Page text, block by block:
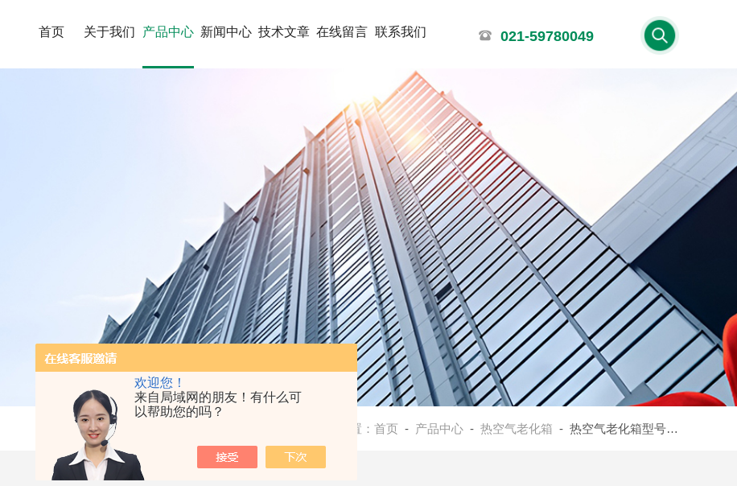
欢迎您！
来自局域网的朋友！有什么可
以帮助您的吗？
首页 关于我们 产品中心 新闻中心 技术文章 在线留言 联系我们 021-59780049
当前位置： 首页 - 产品中心 - 热空气老化箱 - 热空气老化箱型号选择